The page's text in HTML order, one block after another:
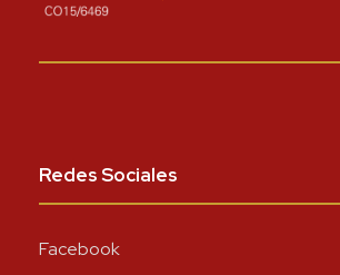
Redes Sociales
Facebook